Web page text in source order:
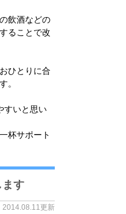
飲酒などの
ることで改
ひとりに合
。
すいと思い
杯サポート
ます
2014.08.11更新